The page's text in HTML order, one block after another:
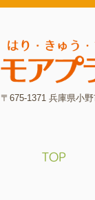
〒675-1371 兵庫県小
TOP